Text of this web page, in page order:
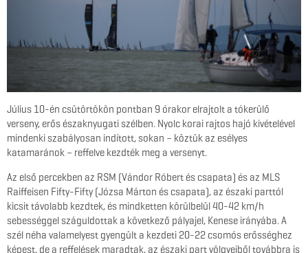
Július 10-én csütörtökön pontban 9 órakor elrajtolt a tókerülő
verseny, erős északnyugati szélben. Nyolc korai rajtos hajó kivételével
mindenki szabályosan indított, sokan – köztük az esélyes
katamaránok – reffelve kezdték meg a versenyt.
Az első percekben az RSM (Vándor Róbert és csapata) és az MLS
Raiffeisen Fifty-Fifty (Józsa Márton és csapata), az északi parttól
kicsit távolabb kezdtek, és mindketten körülbelül 40-42 km/h
sebességgel száguldottak a következő pályajel, Kenese irányába. A
szél néha valamelyest gyengült a kezdeti 20-22 csomós erősséghez
képest, de a reffelések maradtak, az északi part völgyeiből továbbra is